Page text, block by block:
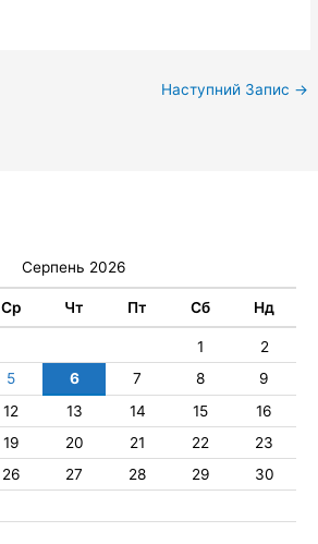
Наступний Запис →
Серпень 2026
Ср Чт Пт Сб Нд
1
2
5 6 7 8
9
12 13 14 15
16
19 20 21 22
23
26 27 28 29
30